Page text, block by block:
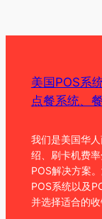
美国POS系
点餐系统、
我们是美国华
绍、刷卡机费
POS解决方案
POS系统以及
并选择适合的收